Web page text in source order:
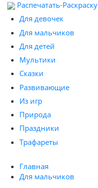
Распечатать-Раскраску
Для девочек
Для мальчиков
Для детей
Мультики
Сказки
Развивающие
Из игр
Природа
Праздники
Трафареты
Главная
Для мальчиков